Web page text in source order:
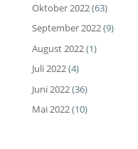
Oktober 2022(63)
September 2022(9)
August 2022(1)
Juli 2022(4)
Juni 2022(36)
Mai 2022(10)